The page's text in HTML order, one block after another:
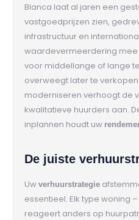
Blanca laat al jaren een
vastgoedprijzen zien,
infrastructuur en
waardevermeerdering mee
voor middellange of lange
overweegt later te
moderniseren verhoogt de
kwalitatieve huurders aan.
inplannen houdt uw
De juiste
Uw verhuurstrategie
essentieel. Elk type woning
reageert anders op